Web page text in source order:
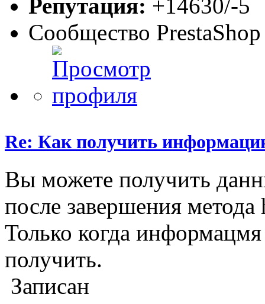
Репутация: +14630/-5
Сообщество PrestaShop
Re: Как получить
Вы можете получить
после завершения
Только когда
получить.
Записан